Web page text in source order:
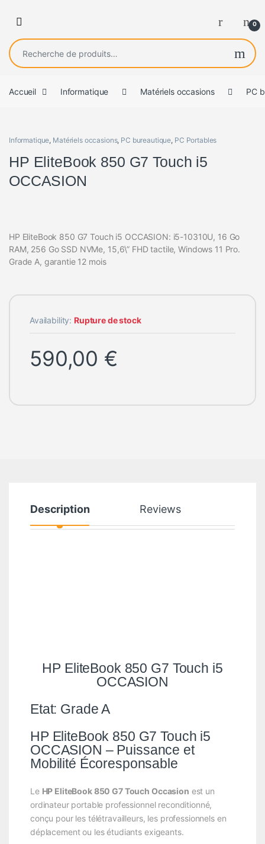
0
Recherche pour :
Accueil Informatique Matériels occasions PC
Informatique, Matériels occasions, PC bureautique, PC Portables
HP EliteBook 850 G7 Touch i5
OCCASION
HP EliteBook 850 G7 Touch i5 OCCASION: i5-10310U, 16 Go
RAM, 256 Go SSD NVMe, 15,6\” FHD tactile, Windows 11 Pro.
Grade A, garantie 12 mois
Availability:Rupture de stock
590,00 €
Description Reviews
HP EliteBook 850 G7 Touch i5
OCCASION
Etat: Grade A
HP EliteBook 850 G7 Touch i5
OCCASION – Puissance et
Mobilité Écoresponsable
Le HP EliteBook 850 G7 Touch Occasion est un
ordinateur portable professionnel reconditionné,
conçu pour les télétravailleurs, les professionnels en
déplacement ou les étudiants exigeants.